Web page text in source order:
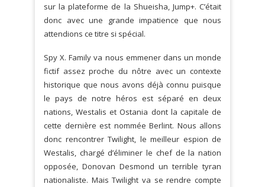
sur la plateforme de la Shueisha, Jump+. C’était
donc avec une grande impatience que nous
attendions ce titre si spécial.
Spy X. Family va nous emmener dans un monde
fictif assez proche du nôtre avec un contexte
historique que nous avons déjà connu puisque
le pays de notre héros est séparé en deux
nations, Westalis et Ostania dont la capitale de
cette dernière est nommée Berlint. Nous allons
donc rencontrer Twilight, le meilleur espion de
Westalis, chargé d’éliminer le chef de la nation
opposée, Donovan Desmond un terrible tyran
nationaliste. Mais Twilight va se rendre compte